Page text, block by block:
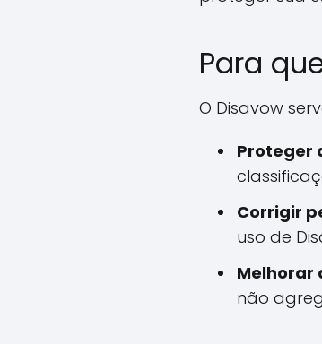
Para
O Disavow
Proteger
Corrigir
uso de
Melhorar
não